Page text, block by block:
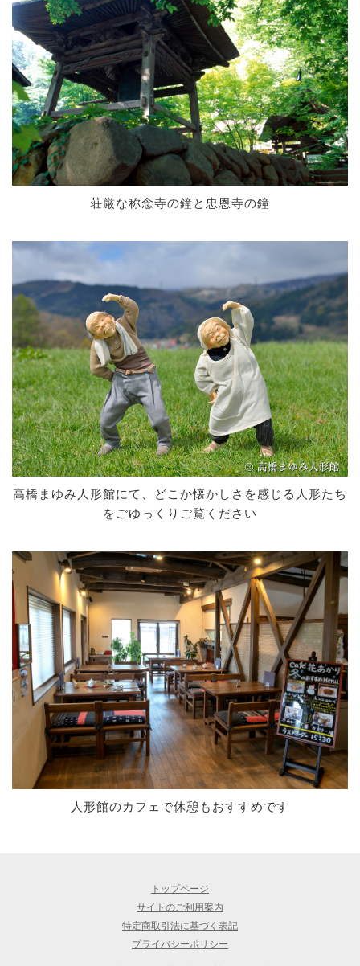
荘厳な称念寺の鐘と忠恩寺の鐘
高橋まゆみ人形館にて、どこか懐かしさを感じる人形たち
をごゆっくりご覧ください
人形館のカフェで休憩もおすすめです
トップページ
サイトのご利用案内
特定商取引法に基づく表記
プライバシーポリシー